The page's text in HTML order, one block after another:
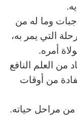
وما له من
التي يمر به،
أمره.
من العلم النافع
من أوقات
من مراحل حياته.